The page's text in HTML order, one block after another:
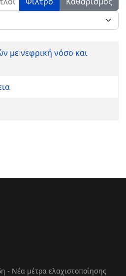
με νεφρική νόσο και
- Νέα μέτρα ελαχιστοποίησης